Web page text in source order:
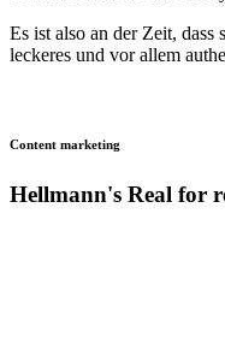
Es ist also an der Zeit, dass
leckeres und vor allem
Content marketing
Hellmann's Real for